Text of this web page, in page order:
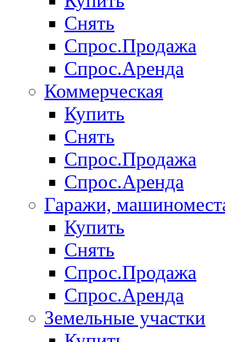
Снять
Спрос.Продажа
Спрос.Аренда
Коммерческая
Купить
Снять
Спрос.Продажа
Спрос.Аренда
Гаражи,
Купить
Снять
Спрос.Продажа
Спрос.Аренда
Земельные участки